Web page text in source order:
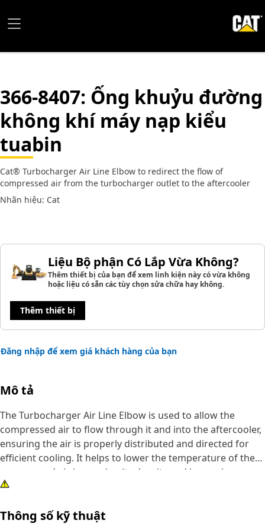
366-8407: Ống khuỷu đường
không khí máy nạp kiểu
tuabin
Cat® Turbocharger Air Line Elbow to redirect the flow of
compressed air from the turbocharger outlet to the aftercooler
Nhãn hiệu: Cat
Liệu Bộ phận Có Lắp Vừa Không?
Thêm thiết bị của bạn để xem linh kiện này có vừa không
hoặc liệu có sẵn các tùy chọn sửa chữa hay không.
Thêm thiết bị
Đăng nhập để xem giá khách hàng của bạn
Mô tả
The Turbocharger Air Line Elbow is used to allow the
compressed air to flow through it and into the aftercooler,
ensuring the air is properly distributed and directed for
efficient cooling. It helps to lower the temperature of the
compressed air, increasing its density and improving
combustion efficiency within the engine.
Attributes:
Thông số kỹ thuật